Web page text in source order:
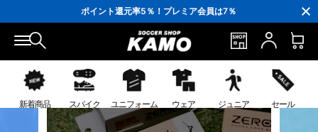
ポイント還元率5％！プレミア会員は7％
会員の方にはお誕生月に「10％OFFクーポン」プレゼント！
16,000円(税込)以上でシューズケースプレゼント！
3,300円(税込)以上で送料無料！
新着商品 スパイク ユニフォーム ウェア ジュニア セール